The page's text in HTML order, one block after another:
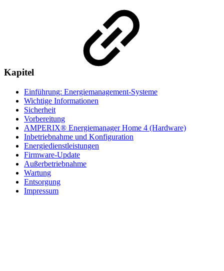
Kapitel
Einführung: Energiemanagement-Systeme
Wichtige Informationen
Sicherheit
Vorbereitung
AMPERIX® Energiemanager Home 4 (Hardware)
Inbetriebnahme und Konfiguration
Energiedienstleistungen
Firmware-Update
Außerbetriebnahme
Wartung
Entsorgung
Impressum